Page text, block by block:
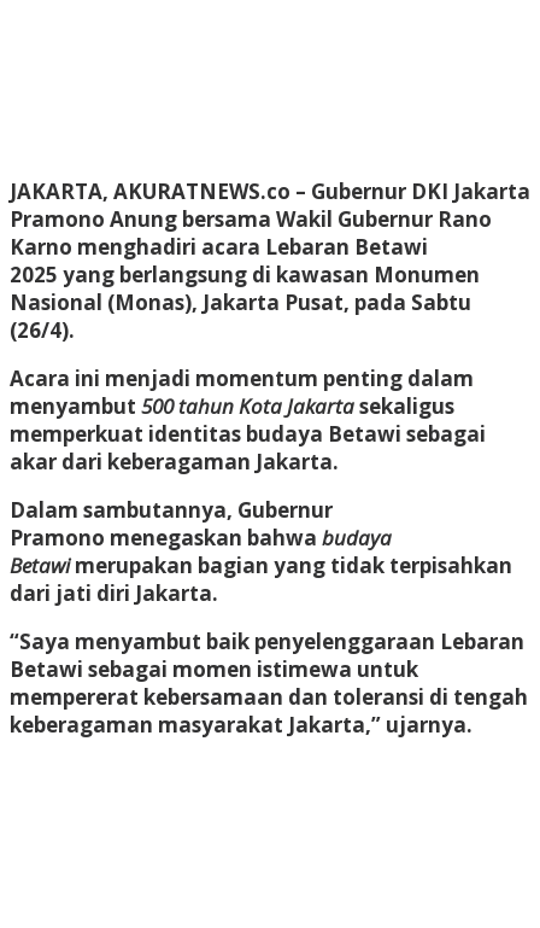
JAKARTA, AKURATNEWS.co – Gubernur DKI Jakarta
Pramono Anung bersama Wakil Gubernur Rano
Karno menghadiri acara Lebaran Betawi
2025 yang berlangsung di kawasan Monumen
Nasional (Monas), Jakarta Pusat, pada Sabtu
(26/4).
Acara ini menjadi momentum penting dalam
menyambut 500 tahun Kota Jakartasekaligus
memperkuat identitas budaya Betawi sebagai
akar dari keberagaman Jakarta.
Dalam sambutannya, Gubernur
Pramono menegaskan bahwa budaya
Betawimerupakan bagian yang tidak terpisahkan
dari jati diri Jakarta.
“Saya menyambut baik penyelenggaraan Lebaran
Betawi sebagai momen istimewa untuk
mempererat kebersamaan dan toleransi di tengah
keberagaman masyarakat Jakarta,” ujarnya.